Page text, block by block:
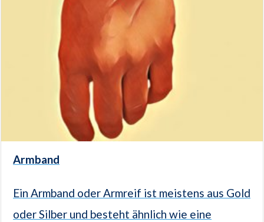
Armband
Ein Armband oder Armreif ist meistens aus Gold
oder Silber und besteht ähnlich wie eine